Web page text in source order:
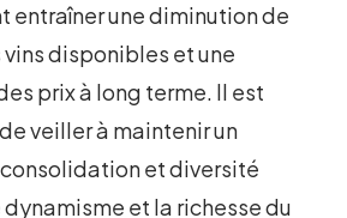
entraîner une diminution de
disponibles et une
prix à long terme. Il est
veiller à maintenir un
et diversité
et la richesse du